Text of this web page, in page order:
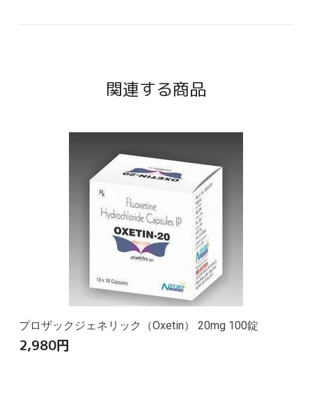
関連する商品
プロザックジェネリック（Oxetin） 20mg 100錠
2,980円